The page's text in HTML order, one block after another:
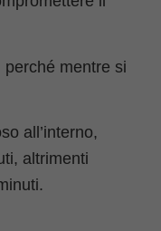
perché mentre si
all’interno,
altrimenti